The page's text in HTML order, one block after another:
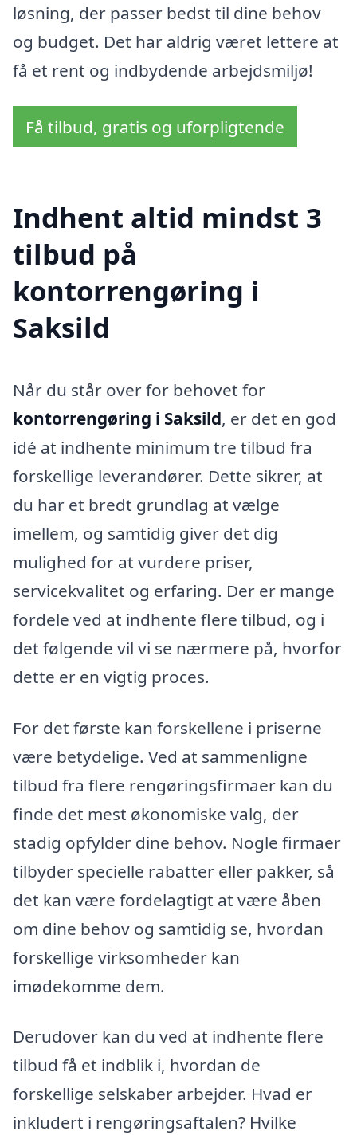
løsning, der passer bedst til dine behov
og budget. Det har aldrig været lettere at
få et rent og indbydende arbejdsmiljø!
Få tilbud, gratis og uforpligtende
Indhent altid mindst 3
tilbud på
kontorrengøring i
Saksild
Når du står over for behovet for
kontorrengøring i Saksild, er det en god
idé at indhente minimum tre tilbud fra
forskellige leverandører. Dette sikrer, at
du har et bredt grundlag at vælge
imellem, og samtidig giver det dig
mulighed for at vurdere priser,
servicekvalitet og erfaring. Der er mange
fordele ved at indhente flere tilbud, og i
det følgende vil vi se nærmere på, hvorfor
dette er en vigtig proces.
For det første kan forskellene i priserne
være betydelige. Ved at sammenligne
tilbud fra flere rengøringsfirmaer kan du
finde det mest økonomiske valg, der
stadig opfylder dine behov. Nogle firmaer
tilbyder specielle rabatter eller pakker, så
det kan være fordelagtigt at være åben
om dine behov og samtidig se, hvordan
forskellige virksomheder kan
imødekomme dem.
Derudover kan du ved at indhente flere
tilbud få et indblik i, hvordan de
forskellige selskaber arbejder. Hvad er
inkludert i rengøringsaftalen? Hvilke